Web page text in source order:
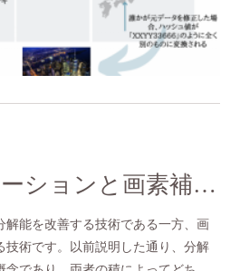
デコンボリューションと画素補間の組み合わせの可能性
解能を改善する技術である一方、画
技術です。以前説明した通り、分解